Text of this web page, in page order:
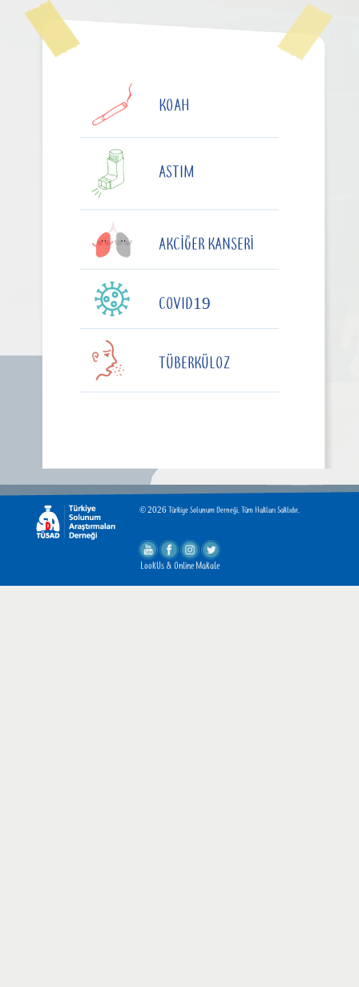
KOAH
ASTIM
AKCIĞER KANSERI
COVID19
TÜBERKÜLOZ
© 2026 Türkiye Solunum Derneği. Tüm Hakları Saklıdır.
LookUs& Online Makale